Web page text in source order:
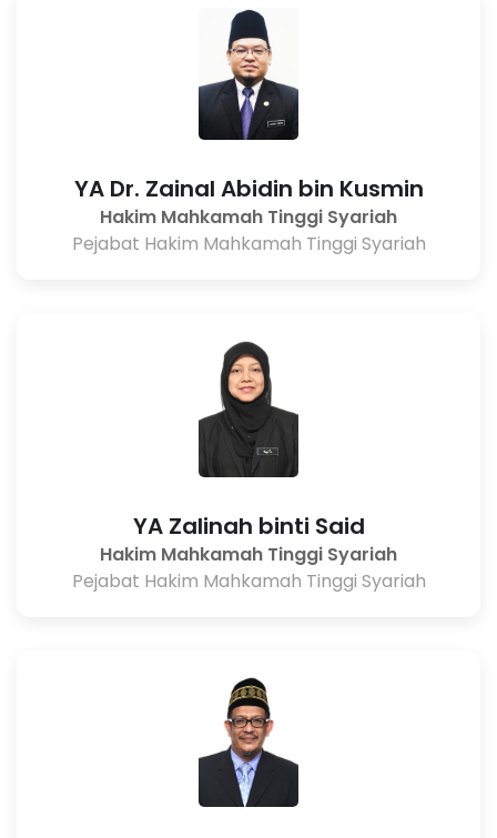
YA Dr. Zainal Abidin bin Kusmin
Hakim Mahkamah Tinggi Syariah
Pejabat Hakim Mahkamah Tinggi Syariah
YA Zalinah binti Said
Hakim Mahkamah Tinggi Syariah
Pejabat Hakim Mahkamah Tinggi Syariah